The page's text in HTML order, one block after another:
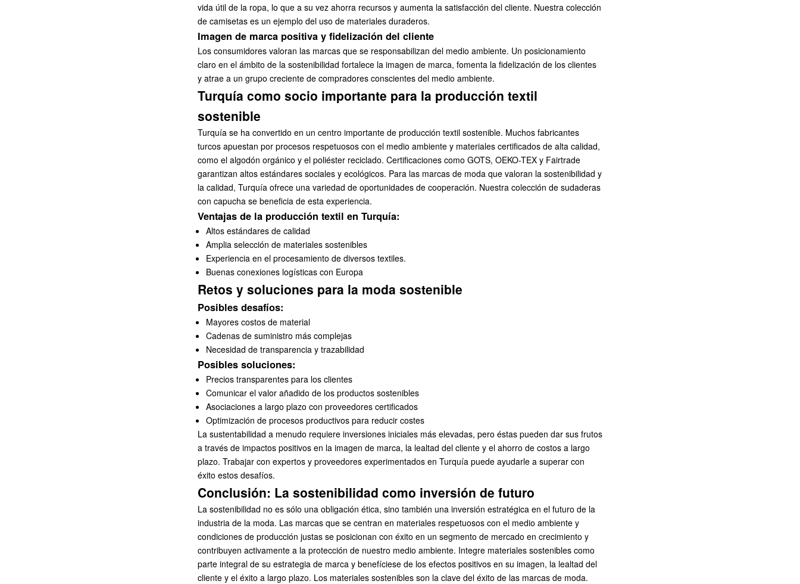
vida útil de la ropa, lo que a su vez ahorra recursos y aumenta la satisfacción del cliente. Nuestra colección
de camisetas es un ejemplo del uso de materiales duraderos.
Imagen de marca positiva y fidelización del cliente
Los consumidores valoran las marcas que se responsabilizan del medio ambiente. Un posicionamiento
claro en el ámbito de la sostenibilidad fortalece la imagen de marca, fomenta la fidelización de los clientes
y atrae a un grupo creciente de compradores conscientes del medio ambiente.
Turquía como socio importante para la producción textil
sostenible
Turquía se ha convertido en un centro importante de producción textil sostenible. Muchos fabricantes
turcos apuestan por procesos respetuosos con el medio ambiente y materiales certificados de alta calidad,
como el algodón orgánico y el poliéster reciclado. Certificaciones como GOTS, OEKO-TEX y Fairtrade
garantizan altos estándares sociales y ecológicos. Para las marcas de moda que valoran la sostenibilidad y
la calidad, Turquía ofrece una variedad de oportunidades de cooperación. Nuestra colección de sudaderas
con capucha se beneficia de esta experiencia.
Ventajas de la producción textil en Turquía:
Altos estándares de calidad
Amplia selección de materiales sostenibles
Experiencia en el procesamiento de diversos textiles.
Buenas conexiones logísticas con Europa
Retos y soluciones para la moda sostenible
Posibles desafíos:
Mayores costos de material
Cadenas de suministro más complejas
Necesidad de transparencia y trazabilidad
Posibles soluciones:
Precios transparentes para los clientes
Comunicar el valor añadido de los productos sostenibles
Asociaciones a largo plazo con proveedores certificados
Optimización de procesos productivos para reducir costes
La sustentabilidad a menudo requiere inversiones iniciales más elevadas, pero éstas pueden dar sus frutos
a través de impactos positivos en la imagen de marca, la lealtad del cliente y el ahorro de costos a largo
plazo. Trabajar con expertos y proveedores experimentados en Turquía puede ayudarle a superar con
éxito estos desafíos.
Conclusión: La sostenibilidad como inversión de futuro
La sostenibilidad no es sólo una obligación ética, sino también una inversión estratégica en el futuro de la
industria de la moda. Las marcas que se centran en materiales respetuosos con el medio ambiente y
condiciones de producción justas se posicionan con éxito en un segmento de mercado en crecimiento y
contribuyen activamente a la protección de nuestro medio ambiente. Integre materiales sostenibles como
parte integral de su estrategia de marca y benefíciese de los efectos positivos en su imagen, la lealtad del
cliente y el éxito a largo plazo. Los materiales sostenibles son la clave del éxito de las marcas de moda.